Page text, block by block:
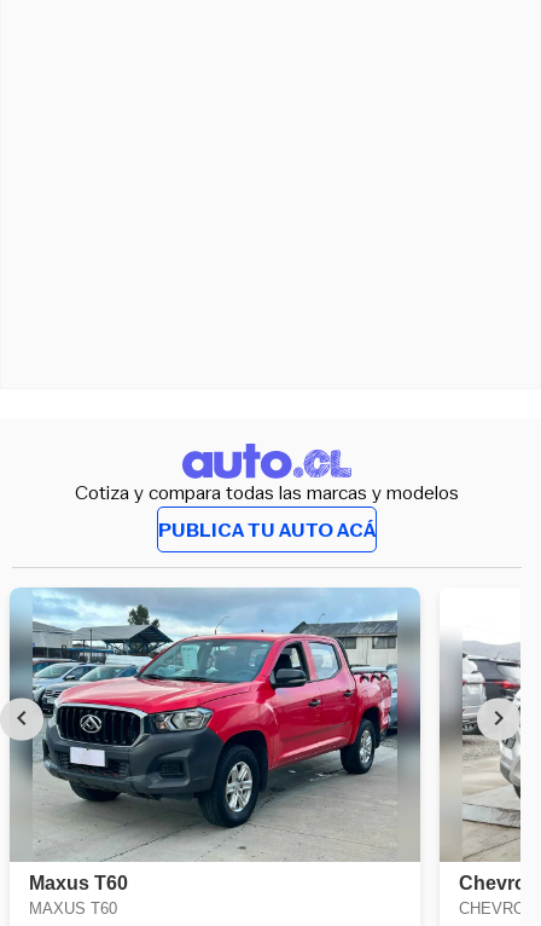
Cotiza y compara todas las marcas y modelos
PUBLICA TU AUTO ACÁ